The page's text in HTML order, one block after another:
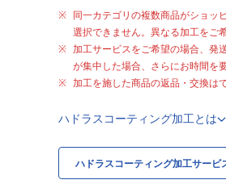
同一カテゴリの複数商品がショッ
選択できません。異なる加工をご
加工サービスをご希望の場合、発
が集中した場合、さらにお時間を
加工を施した商品の返品・交換は
ハドラスコーティング加工とは
ハドラスコーティング加工サービ